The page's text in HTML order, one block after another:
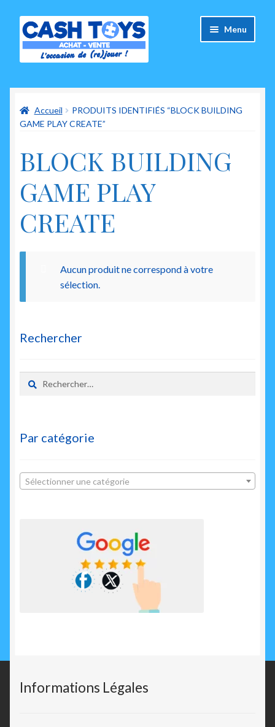
Aller
à
Aller
au
contenu
Menu
Carte Cadeau
Accueil
PRODUITS IDENTIFIÉS “BLOCK BUILDING
GAME PLAY CREATE”
BLOCK BUILDING
GAME PLAY
CREATE
Aucun produit ne correspond à votre
sélection.
Rechercher
Rechercher :
Par catégorie
Sélectionner une catégorie
Informations Légales